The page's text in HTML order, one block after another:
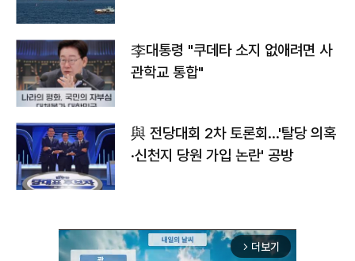
李대통령 "쿠데타 소지 없애려면 사
관학교 통합"
與 전당대회 2차 토론회…'탈당 의혹
·신천지 당원 가입 논란' 공방
arrow_forward_ios 더보기